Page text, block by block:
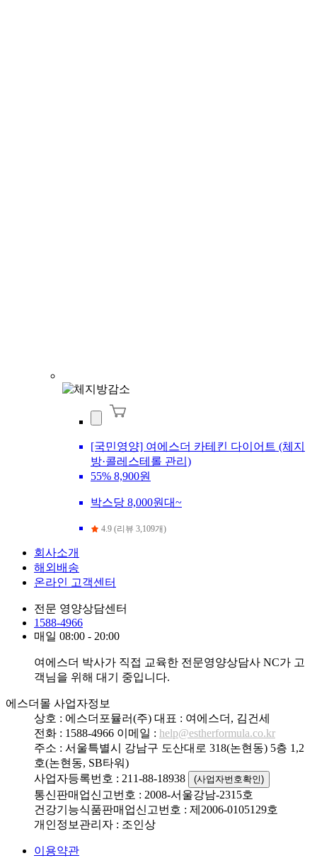
[국민영양] 여에스더 카테킨 다이어트 (체지
방·콜레스테롤 관리)
55% 8,900원
박스당 8,000원대~
4.9 (리뷰 3,109개)
회사소개
해외배송
온라인 고객센터
전문 영양상담센터
1588-4966
매일 08:00 - 20:00
여에스더 박사가 직접 교육한 전문영양상담사 NC가 고
객님을 위해 대기 중입니다.
에스더몰 사업자정보
상호 : 에스더포뮬러(주) 대표 : 여에스더, 김건세
전화 : 1588-4966 이메일 : help@estherformula.co.kr
주소 : 서울특별시 강남구 도산대로 318(논현동) 5층 1,2
호(논현동, SB타워)
사업자등록번호 : 211-88-18938
(사업자번호확인)
통신판매업신고번호 : 2008-서울강남-2315호
건강기능식품판매업신고번호 : 제2006-0105129호
개인정보관리자 : 조인상
이용약관